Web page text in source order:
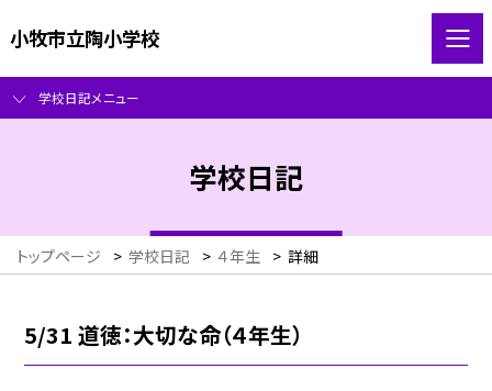
小牧市立陶小学校
学校日記メニュー
学校日記
トップページ > 学校日記 > ４年生 > 詳細
5/31 道徳：大切な命（４年生）